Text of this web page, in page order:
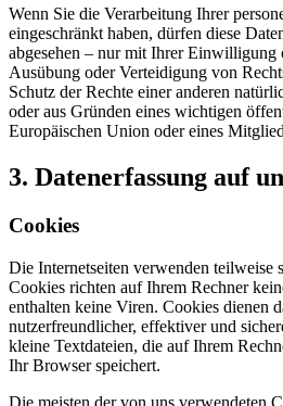
Wenn Sie die Verarbeitung Ihrer
eingeschränkt haben, dürfen diese
abgesehen – nur mit Ihrer Einwilligung
Ausübung oder Verteidigung von
Schutz der Rechte einer anderen
oder aus Gründen eines wichtigen
Europäischen Union oder eines
3. Datenerfassung auf
Cookies
Die Internetseiten verwenden teilweise
Cookies richten auf Ihrem Rechner
enthalten keine Viren. Cookies dienen
nutzerfreundlicher, effektiver und
kleine Textdateien, die auf Ihrem
Ihr Browser speichert.
Die meisten der von uns verwendeten